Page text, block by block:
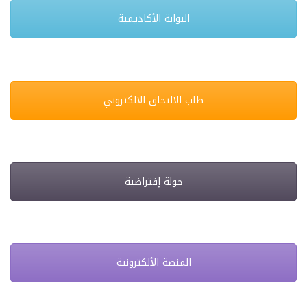
البوابة الأكاديمية
طلب الالتحاق الالكتروني
جولة إفتراضية
المنصة الألكترونية